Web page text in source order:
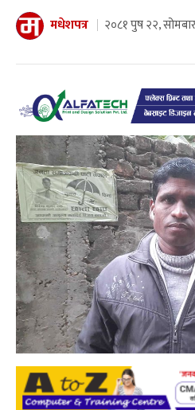
मधेशपत्र २०८१ पुष २२,